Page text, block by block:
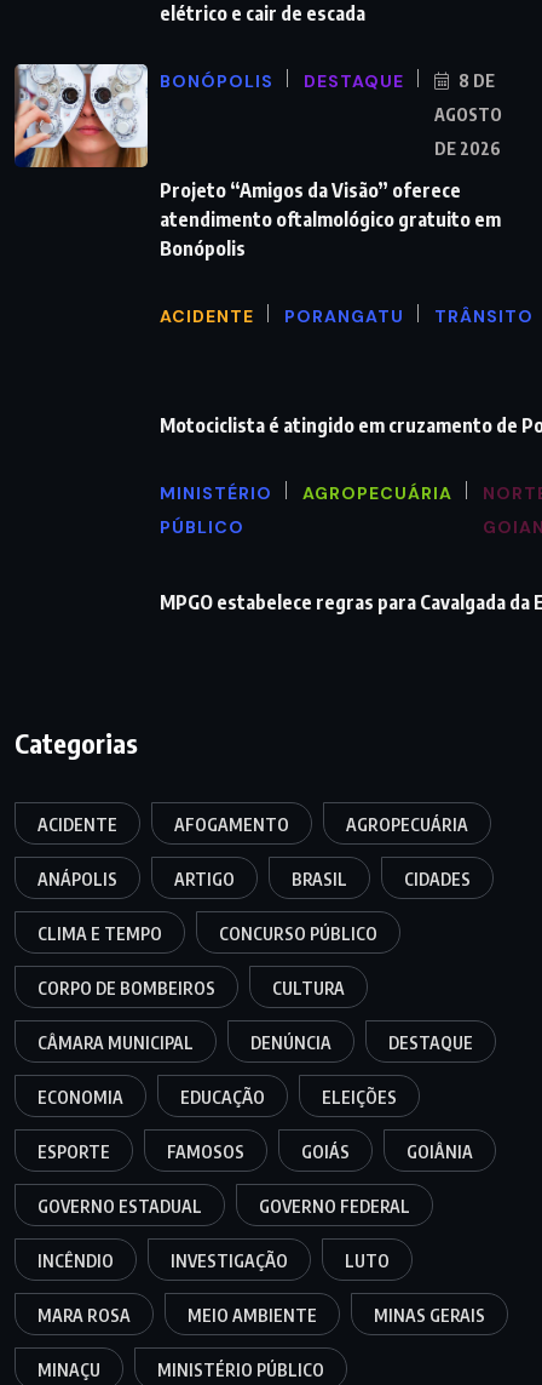
elétrico e cair de escada
BONÓPOLIS DESTAQUE
8 DE
AGOSTO
DE 2026
Projeto “Amigos da Visão” oferece
atendimento oftalmológico gratuito em
Bonópolis
ACIDENTE PORANGATU TRÂNSITO
Motociclista é atingido em cruzamento de
MINISTÉRIO
PÚBLICO
AGROPECUÁRIA
MPGO estabelece regras para Cavalgada
Categorias
ACIDENTE AFOGAMENTO AGROPECUÁRIA
ANÁPOLIS ARTIGO BRASIL CIDADES
CLIMA E TEMPO CONCURSO PÚBLICO
CORPO DE BOMBEIROS CULTURA
CÂMARA MUNICIPAL DENÚNCIA DESTAQUE
ECONOMIA EDUCAÇÃO ELEIÇÕES
ESPORTE FAMOSOS GOIÁS GOIÂNIA
GOVERNO ESTADUAL GOVERNO FEDERAL
INCÊNDIO INVESTIGAÇÃO LUTO
MARA ROSA MEIO AMBIENTE MINAS GERAIS
MINAÇU MINISTÉRIO PÚBLICO